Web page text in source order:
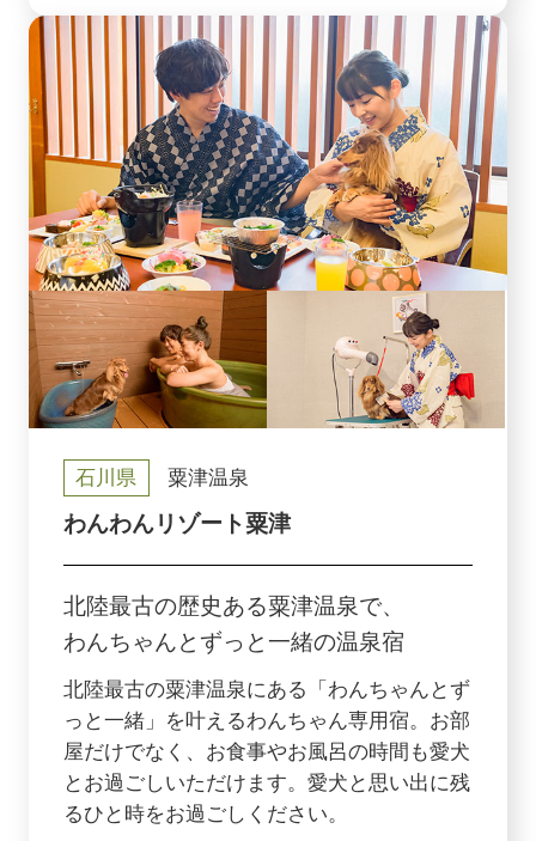
石川県 粟津温泉
わんわんリゾート粟津
北陸最古の歴史ある粟津温泉で、
わんちゃんとずっと一緒の温泉宿
北陸最古の粟津温泉にある「わんちゃんとず
っと一緒」を叶えるわんちゃん専用宿。お部
屋だけでなく、お食事やお風呂の時間も愛犬
とお過ごしいただけます。愛犬と思い出に残
るひと時をお過ごしください。